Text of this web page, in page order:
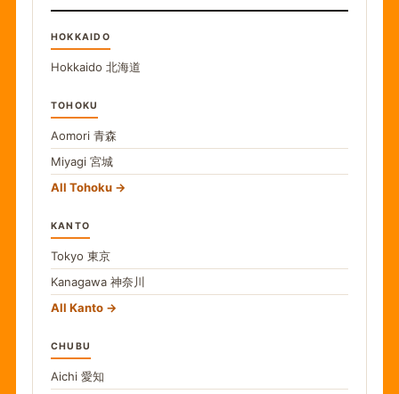
HOKKAIDO
Hokkaido 北海道
TOHOKU
Aomori 青森
Miyagi 宮城
All Tohoku
KANTO
Tokyo 東京
Kanagawa 神奈川
All Kanto
CHUBU
Aichi 愛知